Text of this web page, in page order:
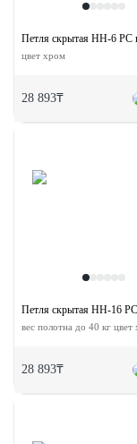
Петля скрытая HH-6 PC
цвет хром
28 893₸
Петля скрытая HH-16 PC
вес полотна до 40 кг цвет
28 893₸